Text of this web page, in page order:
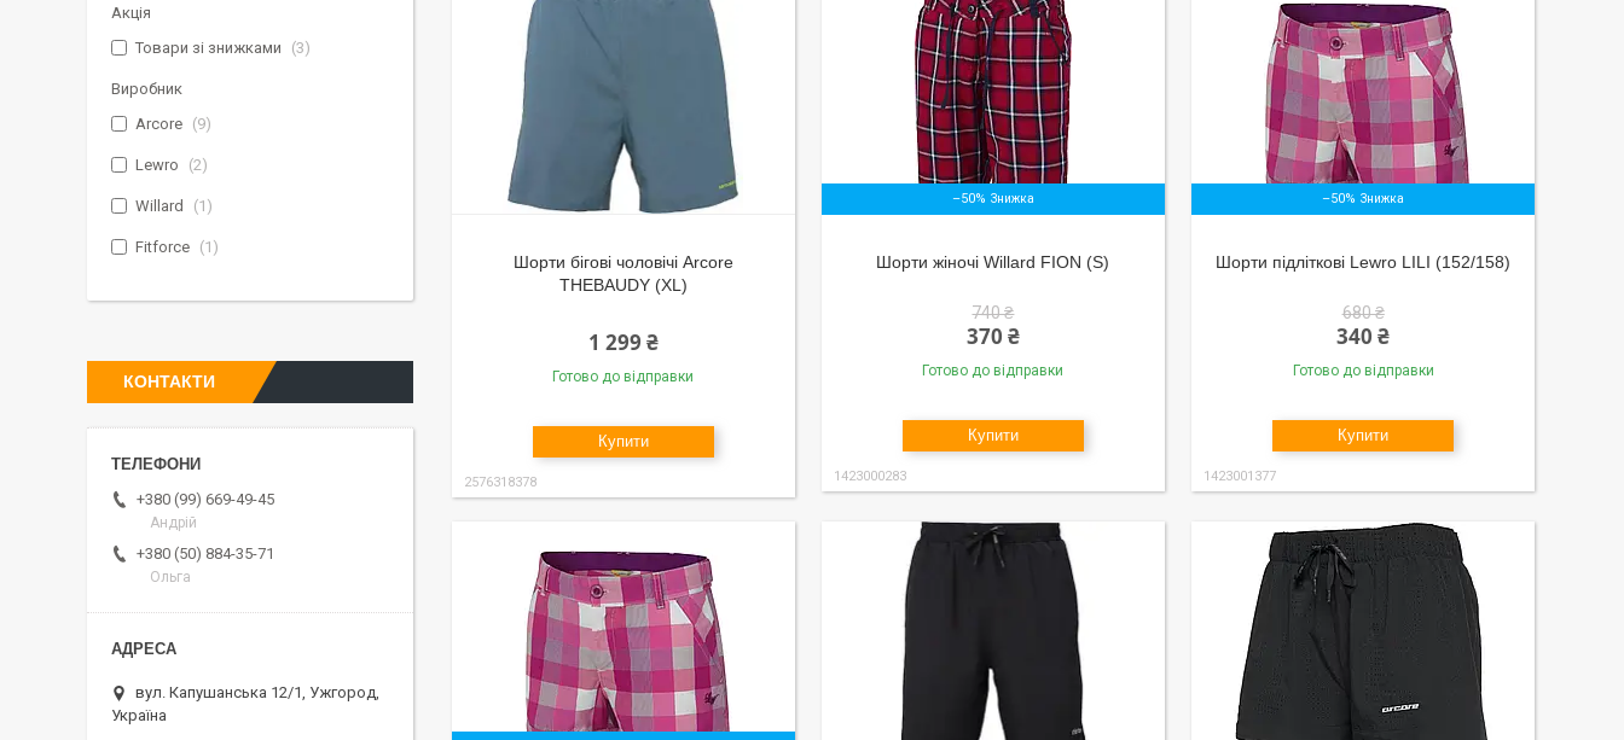
Шорти бігові чоловічі Arcore
THEBAUDY (XL)
1 299 ₴
Готово до відправки
Купити
2576318378
–50%
Шорти жіночі Willard FION (S)
740 ₴
370 ₴
Готово до відправки
Купити
1423000283
–50%
Шорти підліткові Lewro LILI (152/158)
680 ₴
340 ₴
Готово до відправки
Купити
1423001377
Акція
Товари зі знижками
3
Виробник
Arcore
9
Lewro 2
Willard 1
Fitforce 1
КОНТАКТИ
+380 (99) 669-49-45
Андрій
+380 (50) 884-35-71
Ольга
вул. Капушанська 12/1, Ужгород,
Україна